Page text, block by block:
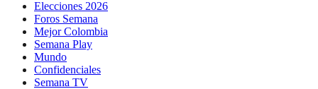
Elecciones 2026
Foros Semana
Mejor Colombia
Semana Play
Mundo
Confidenciales
Semana TV